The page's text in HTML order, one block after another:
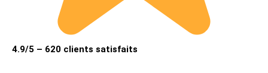
4.9/5 – 620 clients satisfaits